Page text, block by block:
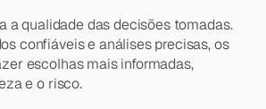
a qualidade das decisões tomadas.
confiáveis e análises precisas, os
escolhas mais informadas,
e o risco.